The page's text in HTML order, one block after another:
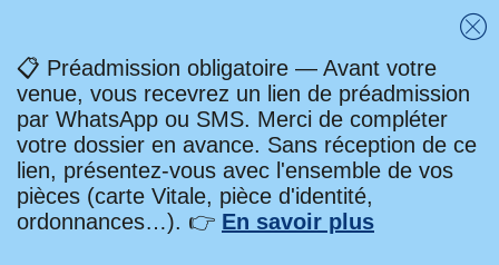
📋 Préadmission obligatoire — Avant votre
venue, vous recevrez un lien de préadmission
par WhatsApp ou SMS. Merci de compléter
votre dossier en avance. Sans réception de ce
lien, présentez-vous avec l'ensemble de vos
pièces (carte Vitale, pièce d'identité,
ordonnances…). 👉 En savoir plus